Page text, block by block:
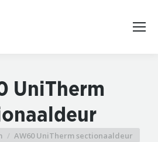
UniTherm
AW60 UniTherm sectionaaldeur